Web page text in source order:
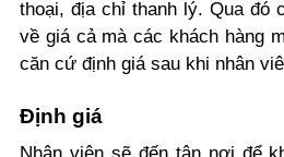
thoại, địa chỉ thanh lý. Qua đó
về giá cả mà các khách hàng
căn cứ định giá sau khi nhân
Định giá